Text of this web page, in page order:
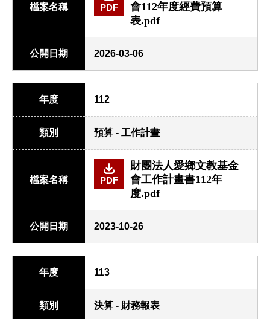
檔案名稱 PDF
會112年度經費預算
表.pdf
公開日期 2026-03-06
年度 112
類別 預算 - 工作計畫
檔案名稱 PDF
財團法人愛鄉文教基金
會工作計畫書112年
度.pdf
公開日期 2023-10-26
年度 113
類別 決算 - 財務報表